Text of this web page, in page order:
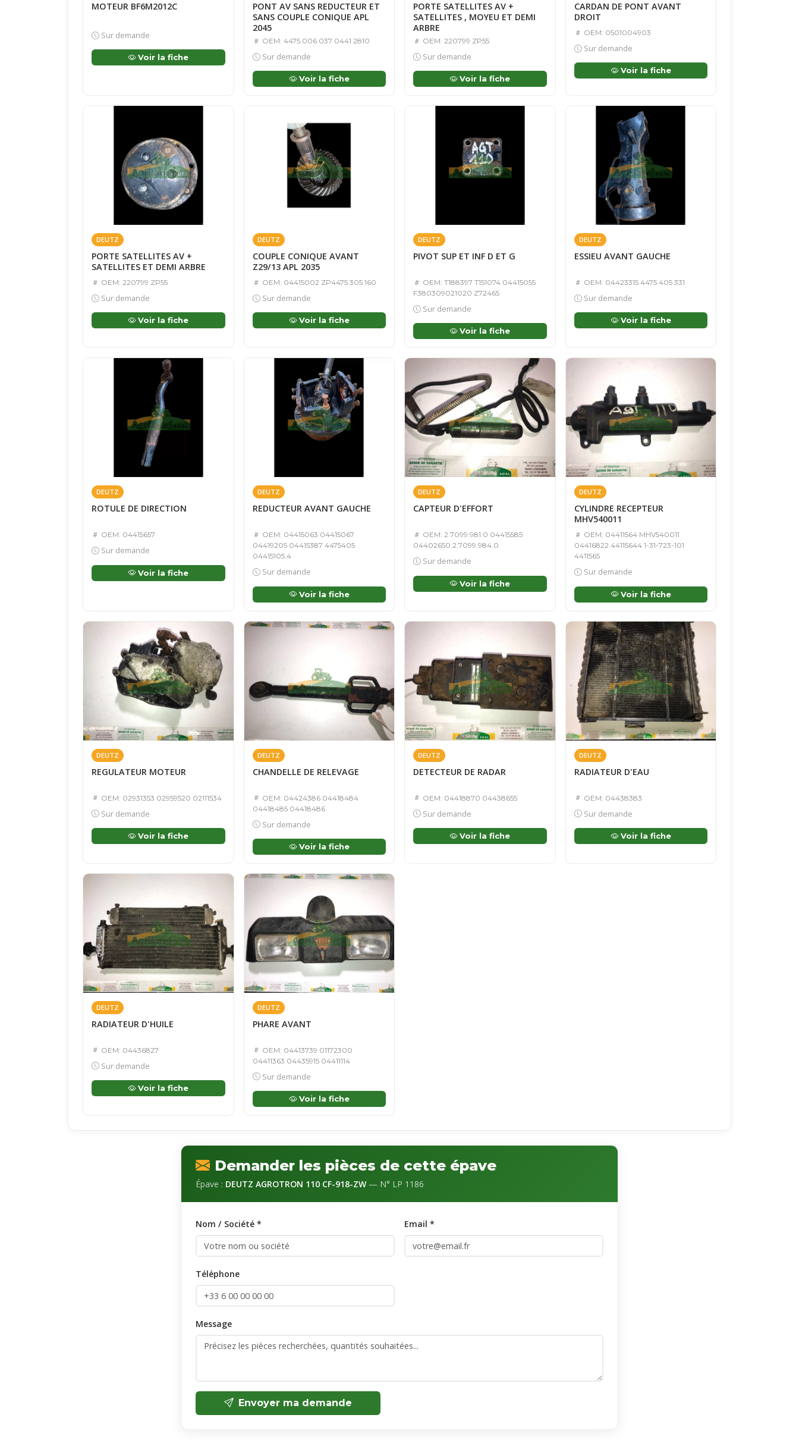
MOTEUR BF6M2012C
Sur demande
Voir la fiche
PONT AV SANS REDUCTEUR ET
SANS COUPLE CONIQUE APL
2045
OEM: 4475 006 037 0441 2810
Sur demande
Voir la fiche
PORTE SATELLITES AV +
SATELLITES , MOYEU ET DEMI
ARBRE
OEM: 220799 ZP55
Sur demande
Voir la fiche
CARDAN DE PONT AVANT
DROIT
OEM: 0501004903
Sur demande
Voir la fiche
DEUTZ
PORTE SATELLITES AV +
SATELLITES ET DEMI ARBRE
OEM: 220799 ZP55
Sur demande
Voir la fiche
DEUTZ
COUPLE CONIQUE AVANT
Z29/13 APL 2035
OEM: 04415002 ZP4475 305 160
Sur demande
Voir la fiche
DEUTZ
PIVOT SUP ET INF D ET G
OEM: T188397 T151074 04415055
F380309021020 Z72465
Sur demande
Voir la fiche
DEUTZ
ESSIEU AVANT GAUCHE
OEM: 04423315 4475 405 331
Sur demande
Voir la fiche
DEUTZ
ROTULE DE DIRECTION
OEM: 04415657
Sur demande
Voir la fiche
DEUTZ
REDUCTEUR AVANT GAUCHE
OEM: 04415063 04415067
04419205 04415387 4475405
04415105.4
Sur demande
Voir la fiche
DEUTZ
CAPTEUR D'EFFORT
OEM: 2.7099.981.0 04415585
04402650 2.7099.984.0
Sur demande
Voir la fiche
DEUTZ
CYLINDRE RECEPTEUR
MHV540011
OEM: 04411564 MHV540011
04416822 44115644 1-31-723-101
4411565
Sur demande
Voir la fiche
DEUTZ
REGULATEUR MOTEUR
OEM: 02931353 02959520 02111534
Sur demande
Voir la fiche
DEUTZ
CHANDELLE DE RELEVAGE
OEM: 04424386 04418484
04418485 04418486
Sur demande
Voir la fiche
DEUTZ
DETECTEUR DE RADAR
OEM: 04418870 04438655
Sur demande
Voir la fiche
DEUTZ
RADIATEUR D'EAU
OEM: 04438383
Sur demande
Voir la fiche
DEUTZ
RADIATEUR D'HUILE
OEM: 04436827
Sur demande
Voir la fiche
DEUTZ
PHARE AVANT
OEM: 04413739 01172300
04411363 04435915 04411114
Sur demande
Voir la fiche
Demander les pièces de cette épave
Épave : DEUTZ AGROTRON 110 CF-918-ZW — N° LP 1186
Nom / Société * Email *
Téléphone
Message
Envoyer ma demande